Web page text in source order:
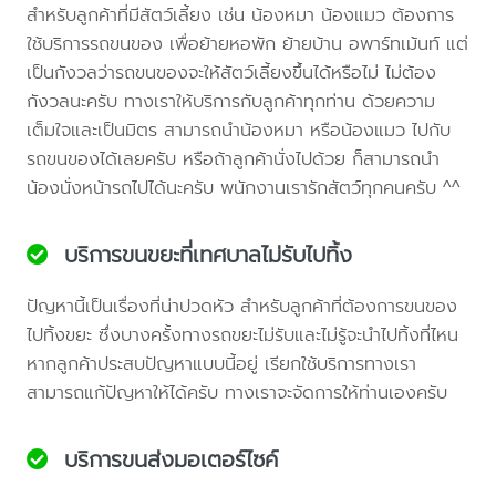
สำหรับลูกค้าที่มีสัตว์เลี้ยง เช่น น้องหมา น้องแมว ต้องการ
ใช้บริการรถขนของ เพื่อย้ายหอพัก ย้ายบ้าน อพาร์ทเม้นท์ แต่
เป็นกังวลว่ารถขนของจะให้สัตว์เลี้ยงขึ้นได้หรือไม่ ไม่ต้อง
กังวลนะครับ ทางเราให้บริการกับลูกค้าทุกท่าน ด้วยความ
เต็มใจและเป็นมิตร สามารถนำน้องหมา หรือน้องแมว ไปกับ
รถขนของได้เลยครับ หรือถ้าลูกค้านั่งไปด้วย ก็สามารถนำ
น้องนั่งหน้ารถไปได้นะครับ พนักงานเรารักสัตว์ทุกคนครับ ^^
บริการขนขยะที่เทศบาลไม่รับไปทิ้ง
ปัญหานี้เป็นเรื่องที่น่าปวดหัว สำหรับลูกค้าที่ต้องการขนของ
ไปทิ้งขยะ ซึ่งบางครั้งทางรถขยะไม่รับและไม่รู้จะนำไปทิ้งที่ไหน
หากลูกค้าประสบปัญหาแบบนี้อยู่ เรียกใช้บริการทางเรา
สามารถแก้ปัญหาให้ได้ครับ ทางเราจะจัดการให้ท่านเองครับ
บริการขนส่งมอเตอร์ไซค์